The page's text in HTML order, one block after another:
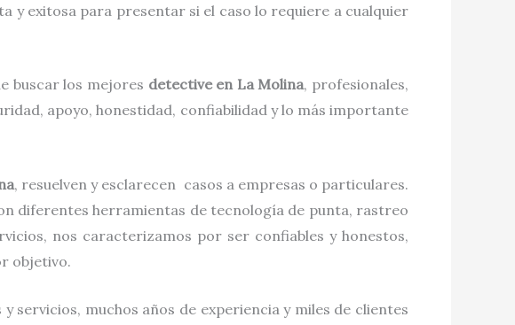
y exitosa para presentar si el caso lo requiere a cualquier
buscar los mejores detective en La Molina, profesionales,
apoyo, honestidad, confiabilidad y lo más importante
, resuelven y esclarecen casos a empresas o particulares.
diferentes herramientas de tecnología de punta, rastreo
nos caracterizamos por ser confiables y honestos,
objetivo.
muchos años de experiencia y miles de clientes